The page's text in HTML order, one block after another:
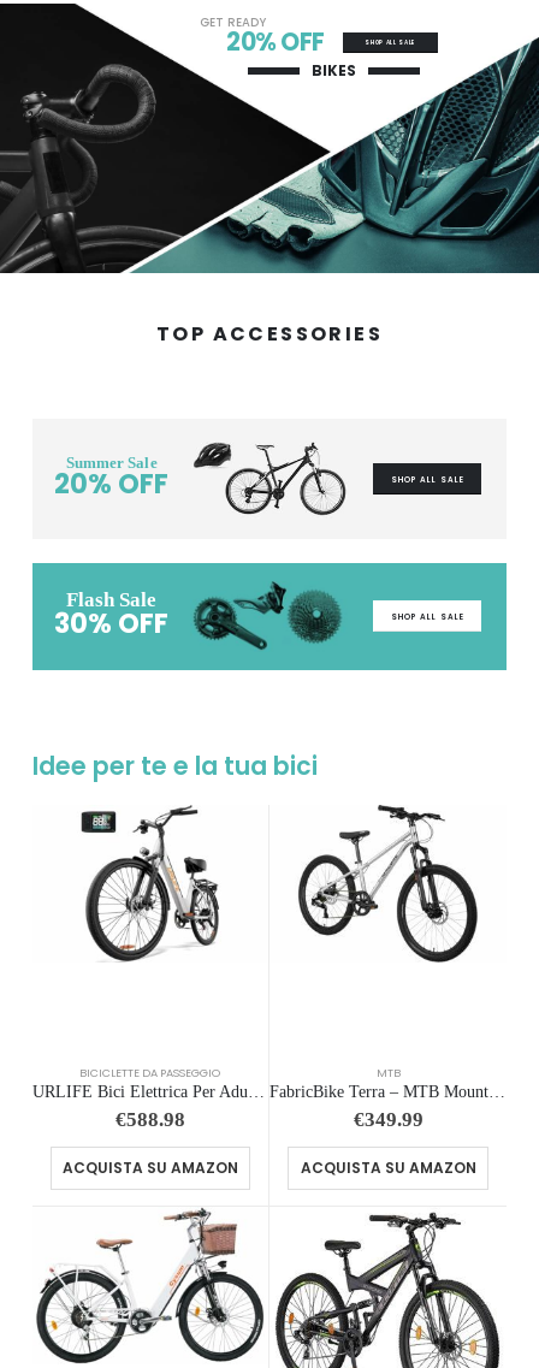
GET READY
20% OFF SHOP ALL SALE
BIKES
TOP ACCESSORIES
Summer Sale
20% OFF SHOP ALL SALE
Flash Sale
30% OFF SHOP ALL SALE
Idee per te e la tua bici
BICICLETTE DA PASSEGGIO
€588.98
ACQUISTA SU AMAZON
MTB
FabricBike Terra – MTB Mountain Bike 24 pollici, alluminio per bambini 8, 9, 10 e 11 anni, Bicicletta 24 Pollici, 7 velocità,
€349.99
ACQUISTA SU AMAZON